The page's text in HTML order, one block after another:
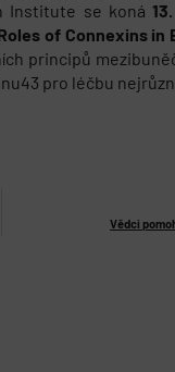
Institute se koná
of Connexins
principů
pro léčbu
Vědci